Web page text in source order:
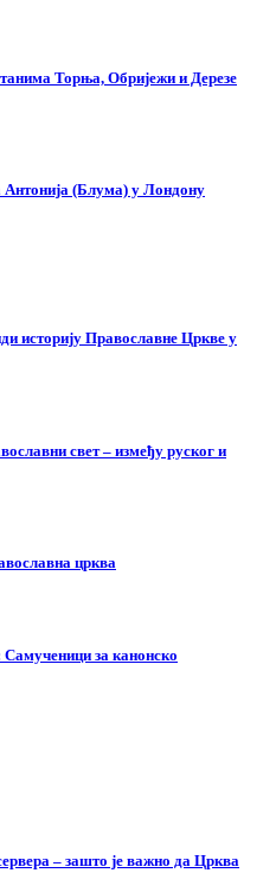
Торња, Обријежи и Дерезе
(Блума) у Лондону
историју Православне Цркве у
свет – између руског и
црква
за канонско
– зашто је важно да Црква